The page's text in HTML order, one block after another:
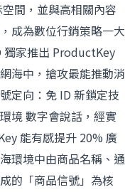
間，並與高相關內容
成為數位行銷策略一大
獨家推出 ProductKey
海中，搶攻最能推動消
定向：免 ID 新鎖定技
境 數字會說話，經實
能有感提升 20% 廣
環境中由商品名稱、通
的「商品信號」為核